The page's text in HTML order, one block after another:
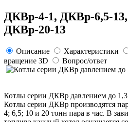
ДКВр-4-1, ДКВр-6,5-
ДКВр-20-13
Описание Характеристики
вращение 3D
Вопрос/ответ
Котлы серии ДКВр давлением до
Котлы серии ДКВр производятся
4; 6,5; 10 и 20 тонн пара в час. В